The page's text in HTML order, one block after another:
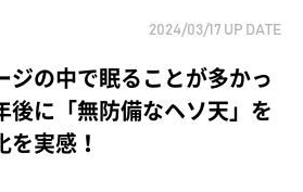
2024/03/17 UP DATE
ジの中で眠ることが多かっ
に「無防備なヘソ天」を
実感！